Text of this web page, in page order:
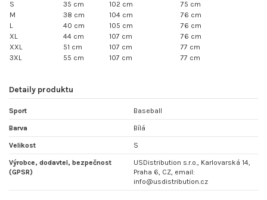
S 35 cm 102 cm
75 cm
M
38 cm 104 cm
76 cm
L
40 cm 105 cm
76 cm
XL
44 cm 107 cm
76 cm
XXL
51 cm 107 cm
77 cm
3XL
55 cm 107 cm 77 cm
Detaily produktu
Sport Baseball
Barva Bílá
Velikost S
Výrobce, dodavtel, bezpečnost
(GPSR)
USDistribution s.r.o., Karlovarská 14,
Praha 6, CZ, email:
info@usdistribution.cz